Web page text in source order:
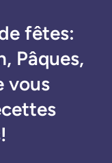
fêtes:
Pâques,
vous